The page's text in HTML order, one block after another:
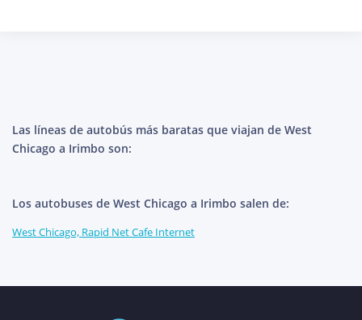
Las líneas de autobús más baratas que viajan de West
Chicago a Irimbo son:
Los autobuses de West Chicago a Irimbo salen de:
West Chicago, Rapid Net Cafe Internet